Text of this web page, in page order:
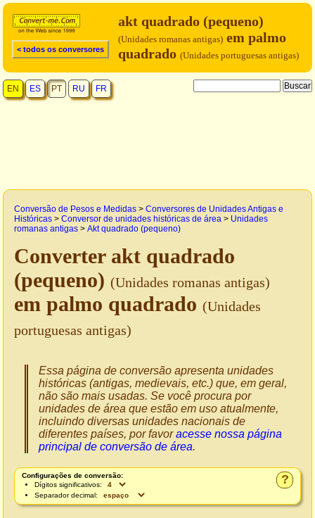
< todos os conversores
akt quadrado (pequeno)
(Unidades romanas antigas) em palmo
quadrado (Unidades portuguesas antigas)
EN ES PT RU FR
Conversão de Pesos e Medidas > Conversores de Unidades Antigas e
Históricas > Conversor de unidades históricas de área > Unidades
romanas antigas > Akt quadrado (pequeno)
Converter akt quadrado
(pequeno) (Unidades romanas antigas)
em palmo quadrado (Unidades
portuguesas antigas)
Essa página de conversão apresenta unidades
históricas (antigas, medievais, etc.) que, em geral,
não são mais usadas. Se você procura por
unidades de área que estão em uso atualmente,
incluindo diversas unidades nacionais de
diferentes países, por favoracesse nossa página
principal de conversão de área.
?
Configurações de conversão:
Dígitos significativos:
Separador decimal: